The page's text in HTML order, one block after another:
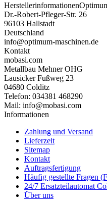
Herstellerinformationen
Dr.-Robert-Pfleger-Str. 26
96103 Hallstadt
Deutschland
info@optimum-maschinen.de
Kontakt
mobasi.com
Metallbau Mehner OHG
Lausicker Fußweg 23
04680 Colditz
Telefon: 034381 468290
Mail: info@mobasi.com
Informationen
Zahlung und Versand
Lieferzeit
Sitemap
Kontakt
Auftragsfertigung
Häufig gestellte Fragen
24/7 Ersatzteilautomat
Über uns